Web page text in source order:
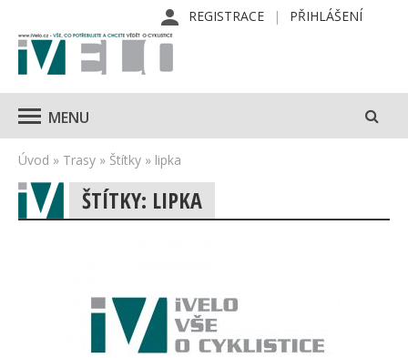
REGISTRACE PŘIHLÁŠENÍ
MENU
Úvod » Trasy » Štítky » lipka
ŠTÍTKY: LIPKA